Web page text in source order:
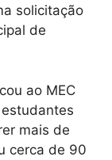
solicitação
de
ao MEC
mais de
cerca de 90